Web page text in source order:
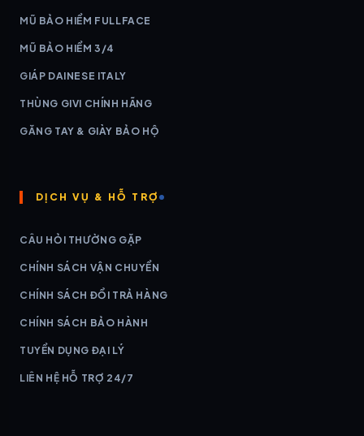
MŨ BẢO HIỂM FULLFACE
MŨ BẢO HIỂM 3/4
GIÁP DAINESE ITALY
THÙNG GIVI CHÍNH HÃNG
GĂNG TAY & GIÀY BẢO HỘ
DỊCH VỤ & HỖ TRỢ
CÂU HỎI THƯỜNG GẶP
CHÍNH SÁCH VẬN CHUYỂN
CHÍNH SÁCH ĐỔI TRẢ HÀNG
CHÍNH SÁCH BẢO HÀNH
TUYỂN DỤNG ĐẠI LÝ
LIÊN HỆ HỖ TRỢ 24/7